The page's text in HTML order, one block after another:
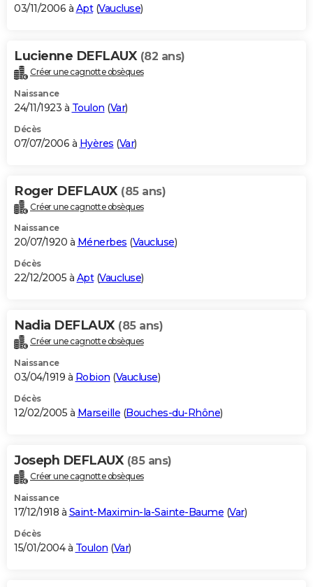
03/11/2006 à Apt(Vaucluse)
Lucienne DEFLAUX (82 ans)
Créer une cagnotte obsèques
Naissance
24/11/1923 à Toulon (Var)
Décès
07/07/2006 à Hyères (Var)
Roger DEFLAUX (85 ans)
Créer une cagnotte obsèques
Naissance
20/07/1920 à Ménerbes (Vaucluse)
Décès
22/12/2005 à Apt(Vaucluse)
Nadia DEFLAUX (85 ans)
Créer une cagnotte obsèques
Naissance
03/04/1919 à Robion (Vaucluse)
Décès
12/02/2005 à Marseille (Bouches-du-Rhône)
Joseph DEFLAUX (85 ans)
Créer une cagnotte obsèques
Naissance
17/12/1918 à Saint-Maximin-la-Sainte-Baume (Var)
Décès
15/01/2004 à Toulon (Var)